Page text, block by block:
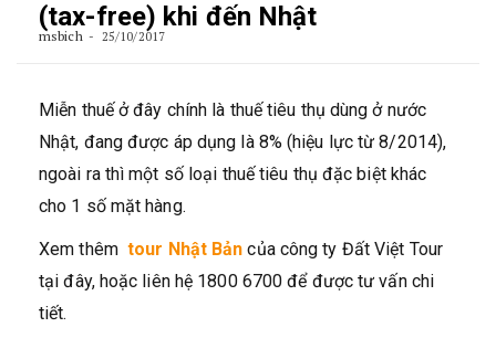
(tax-free) khi đến Nhật
msbich 25/10/2017
Miễn thuế ở đây chính là thuế tiêu thụ dùng ở nước
Nhật, đang được áp dụng là 8% (hiệu lực từ 8/2014),
ngoài ra thì một số loại thuế tiêu thụ đặc biệt khác
cho 1 số mặt hàng.
Xem thêm tour Nhật Bản của công ty Đất Việt Tour
tại đây, hoặc liên hệ 1800 6700 để được tư vấn chi
tiết.